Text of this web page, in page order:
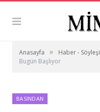
Anasayfa » Haber - Söyleşi
Bugün Başlıyor
BASINDAN